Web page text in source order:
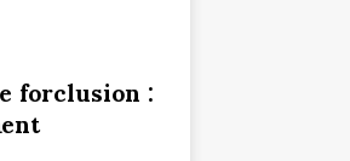
forclusion :